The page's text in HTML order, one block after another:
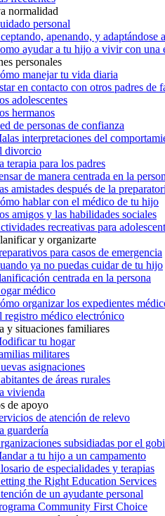
normalidad
personal
apenando, y adaptándose
ayudar a tu hijo a vivir con una
personales
manejar tu vida diaria
en contacto con otros padres de
adolescentes
hermanos
de personas de confianza
interpretaciones del
divorcio
terapia para los padres
de manera centrada en la
amistades después de la preparatori
hablar con el médico de tu hijo
amigos y las habilidades sociales
recreativas para
y organizarte
para casos de emergencia
ya no puedas cuidar de tu hijo
centrada en la persona
médico
organizar los expedientes
registro médico electrónico
y situaciones familiares
tu hogar
militares
asignaciones
de áreas rurales
vivienda
de apoyo
de atención de relevo
guardería
subsidiadas por el
a tu hijo a un campamento
de especialidades y terapias
the Right Education Services
de un ayudante personal
Community First Choice